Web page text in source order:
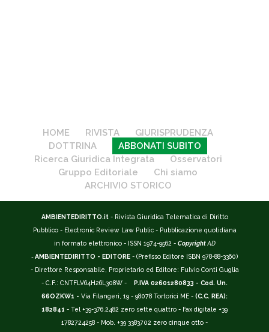
HOME RIVISTA
GIURISPRUDENZA
DOTTRINA
ABBONATI SUBITO
Ricerca Giuridica Integrata
Osservatori
Gruppo Editoriale
Chi siamo
ARCHIVIO STORICO
AMBIENTEDIRITTO.it - Rivista Giuridica Telematica di Diritto
Pubblico - Electronic Review Law Public - Pubblicazione quotidiana
in formato elettronico - ISSN 1974-9562 - Copyright AD
-AMBIENTEDIRITTO - EDITORE - (Prefisso Editore ISBN 978-88-3360)
- Direttore Responsabile, Proprietario ed Editore: Fulvio Conti Guglia
- C.F.: CNTFLV64H26L308W -
P.IVA 02601280833 - Cod. Un.
66OZKW1 - Via Filangeri, 19 - 98078 Tortorici ME - (C.C. REA):
182841 - Tel +39-376.2482 zero sette quattro - Fax digitale +39
1782724258 - Mob. +39 3383702 zero cinque otto -